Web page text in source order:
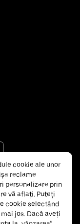
cookie ale unor
reclame
personalizare prin
vă aflați. Puteți
cookie selectând
jos. Dacă aveți